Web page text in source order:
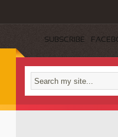
SUBSCRIBE